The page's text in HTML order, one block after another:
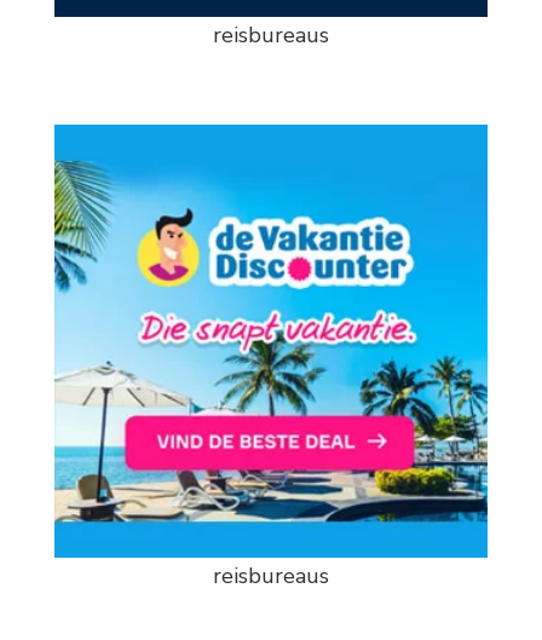
reisbureaus
reisbureaus